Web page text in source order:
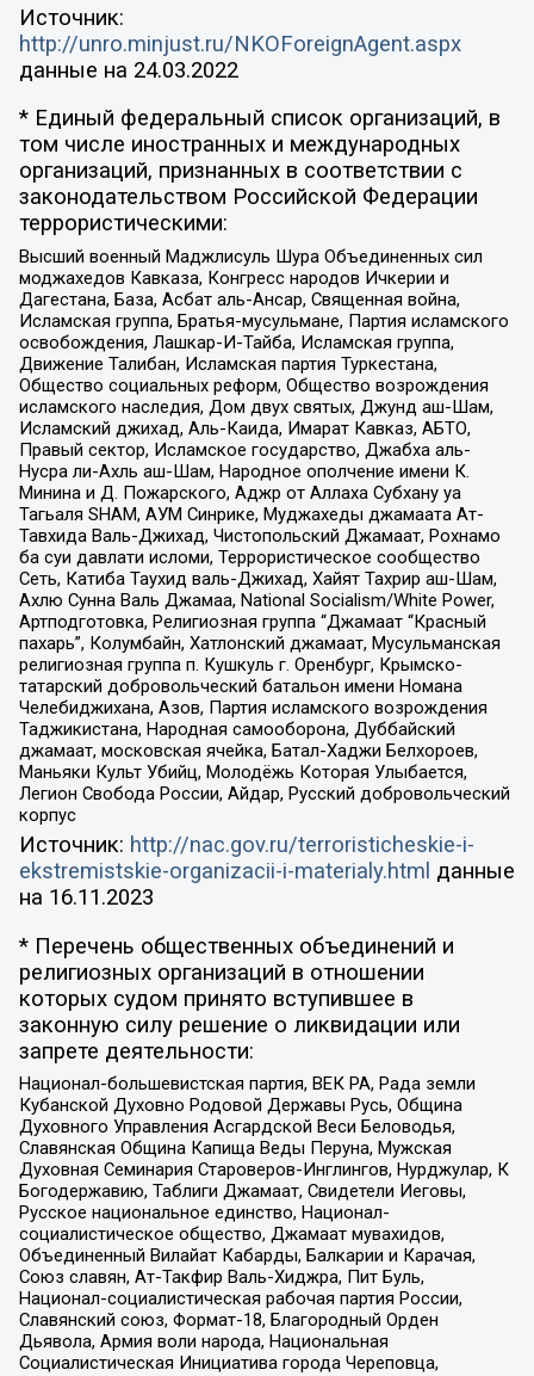
Источник:
http://unro.minjust.ru/NKOForeignAgent.aspx
данные на 24.03.2022
* Единый федеральный список организаций, в
том числе иностранных и международных
организаций, признанных в соответствии с
законодательством Российской Федерации
террористическими:
Высший военный Маджлисуль Шура Объединенных сил
моджахедов Кавказа, Конгресс народов Ичкерии и
Дагестана, База, Асбат аль-Ансар, Священная война,
Исламская группа, Братья-мусульмане, Партия исламского
освобождения, Лашкар-И-Тайба, Исламская группа,
Движение Талибан, Исламская партия Туркестана,
Общество социальных реформ, Общество возрождения
исламского наследия, Дом двух святых, Джунд аш-Шам,
Исламский джихад, Аль-Каида, Имарат Кавказ, АБТО,
Правый сектор, Исламское государство, Джабха аль-
Нусра ли-Ахль аш-Шам, Народное ополчение имени К.
Минина и Д. Пожарского, Аджр от Аллаха Субхану уа
Тагьаля SHAM, АУМ Синрике, Муджахеды джамаата Ат-
Тавхида Валь-Джихад, Чистопольский Джамаат, Рохнамо
ба суи давлати исломи, Террористическое сообщество
Сеть, Катиба Таухид валь-Джихад, Хайят Тахрир аш-Шам,
Ахлю Сунна Валь Джамаа, National Socialism/White Power,
Артподготовка, Религиозная группа “Джамаат “Красный
пахарь”, Колумбайн, Хатлонский джамаат, Мусульманская
религиозная группа п. Кушкуль г. Оренбург, Крымско-
татарский добровольческий батальон имени Номана
Челебиджихана, Азов, Партия исламского возрождения
Таджикистана, Народная самооборона, Дуббайский
джамаат, московская ячейка, Батал-Хаджи Белхороев,
Маньяки Культ Убийц, Молодёжь Которая Улыбается,
Легион Свобода России, Айдар, Русский добровольческий
корпус
Источник: http://nac.gov.ru/terroristicheskie-i-
ekstremistskie-organizacii-i-materialy.html данные
на 16.11.2023
* Перечень общественных объединений и
религиозных организаций в отношении
которых судом принято вступившее в
законную силу решение о ликвидации или
запрете деятельности:
Национал-большевистская партия, ВЕК РА, Рада земли
Кубанской Духовно Родовой Державы Русь, Община
Духовного Управления Асгардской Веси Беловодья,
Славянская Община Капища Веды Перуна, Мужская
Духовная Семинария Староверов-Инглингов, Нурджулар, К
Богодержавию, Таблиги Джамаат, Свидетели Иеговы,
Русское национальное единство, Национал-
социалистическое общество, Джамаат мувахидов,
Объединенный Вилайат Кабарды, Балкарии и Карачая,
Союз славян, Ат-Такфир Валь-Хиджра, Пит Буль,
Национал-социалистическая рабочая партия России,
Славянский союз, Формат-18, Благородный Орден
Дьявола, Армия воли народа, Национальная
Социалистическая Инициатива города Череповца,